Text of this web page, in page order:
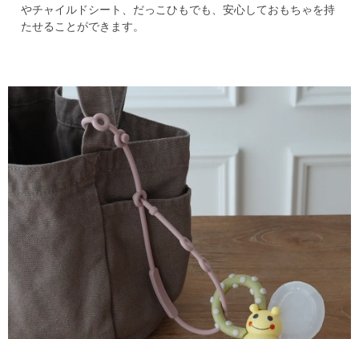
やチャイルドシート、だっこひもでも、安心しておもちゃを持
たせることができます。